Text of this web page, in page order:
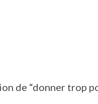
de “donner trop